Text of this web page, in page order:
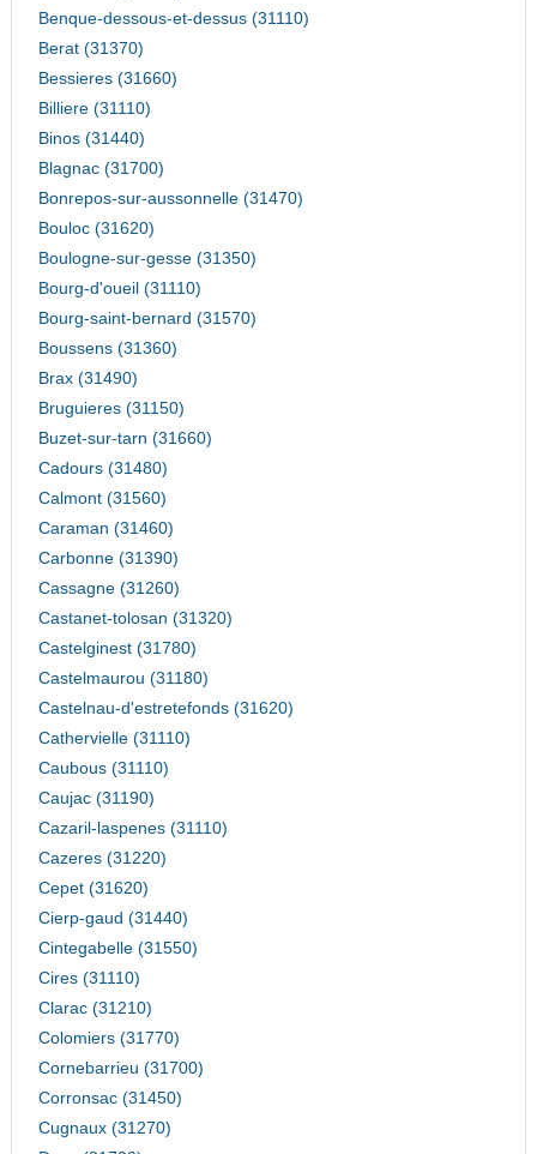
Benque-dessous-et-dessus (31110)
Berat (31370)
Bessieres (31660)
Billiere (31110)
Binos (31440)
Blagnac (31700)
Bonrepos-sur-aussonnelle (31470)
Bouloc (31620)
Boulogne-sur-gesse (31350)
Bourg-d'oueil (31110)
Bourg-saint-bernard (31570)
Boussens (31360)
Brax (31490)
Bruguieres (31150)
Buzet-sur-tarn (31660)
Cadours (31480)
Calmont (31560)
Caraman (31460)
Carbonne (31390)
Cassagne (31260)
Castanet-tolosan (31320)
Castelginest (31780)
Castelmaurou (31180)
Castelnau-d'estretefonds (31620)
Cathervielle (31110)
Caubous (31110)
Caujac (31190)
Cazaril-laspenes (31110)
Cazeres (31220)
Cepet (31620)
Cierp-gaud (31440)
Cintegabelle (31550)
Cires (31110)
Clarac (31210)
Colomiers (31770)
Cornebarrieu (31700)
Corronsac (31450)
Cugnaux (31270)